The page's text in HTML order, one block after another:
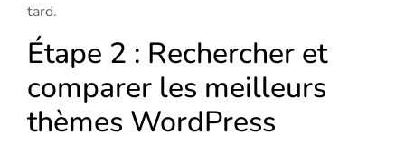
tard.
Étape 2 : Rechercher et
comparer les meilleurs
thèmes WordPress